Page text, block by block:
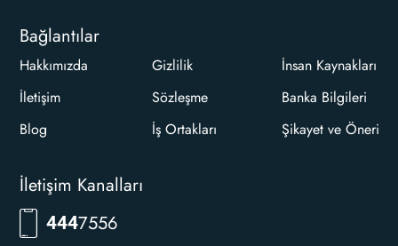
Bağlantılar
Hakkımızda
İletişim
Blog
Gizlilik
Sözleşme
İş Ortakları
İnsan Kaynakları
Banka Bilgileri
Şikayet ve Öneri
İletişim Kanalları
4447556